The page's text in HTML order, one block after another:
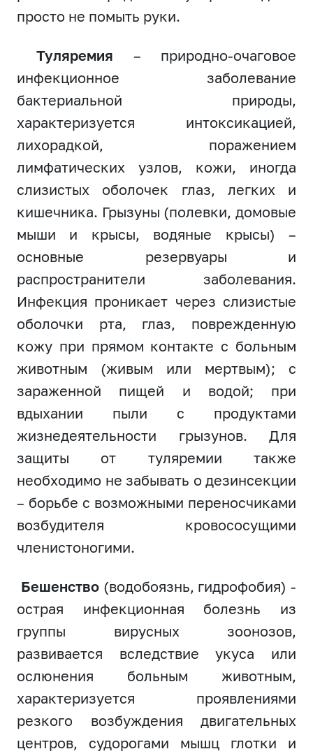
просто не помыть руки.
Туляремия – природно-очаговое
инфекционное заболевание
бактериальной природы,
характеризуется интоксикацией,
лихорадкой, поражением
лимфатических узлов, кожи, иногда
слизистых оболочек глаз, легких и
кишечника. Грызуны (полевки, домовые
мыши и крысы, водяные крысы) –
основные резервуары и
распространители заболевания.
Инфекция проникает через слизистые
оболочки рта, глаз, поврежденную
кожу при прямом контакте с больным
животным (живым или мертвым); с
зараженной пищей и водой; при
вдыхании пыли с продуктами
жизнедеятельности грызунов. Для
защиты от туляремии также
необходимо не забывать о дезинсекции
– борьбе с возможными переносчиками
возбудителя кровососущими
членистоногими.
Бешенство(водобоязнь, гидрофобия) -
острая инфекционная болезнь из
группы вирусных зоонозов,
развивается вследствие укуса или
ослюнения больным животным,
характеризуется проявлениями
резкого возбуждения двигательных
центров, судорогами мышц глотки и